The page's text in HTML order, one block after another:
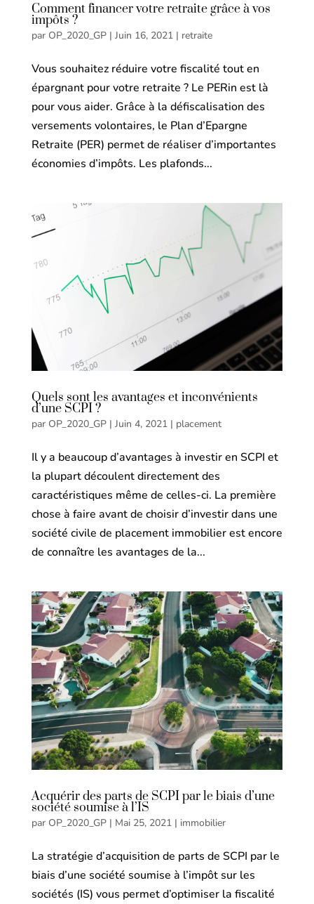
Comment financer votre retraite grâce à vos
impôts ?
par OP_2020_GP| Juin 16, 2021| retraite
Vous souhaitez réduire votre fiscalité tout en
épargnant pour votre retraite ? Le PERin est là
pour vous aider. Grâce à la défiscalisation des
versements volontaires, le Plan d’Epargne
Retraite (PER) permet de réaliser d’importantes
économies d’impôts. Les plafonds...
Quels sont les avantages et inconvénients
d’une SCPI ?
par OP_2020_GP| Juin 4, 2021| placement
Il y a beaucoup d’avantages à investir en SCPI et
la plupart découlent directement des
caractéristiques même de celles-ci. La première
chose à faire avant de choisir d’investir dans une
société civile de placement immobilier est encore
de connaître les avantages de la...
Acquérir des parts de SCPI par le biais d’une
société soumise à l’IS
par OP_2020_GP| Mai 25, 2021| immobilier
La stratégie d’acquisition de parts de SCPI par le
biais d’une société soumise à l’impôt sur les
sociétés (IS) vous permet d’optimiser la fiscalité